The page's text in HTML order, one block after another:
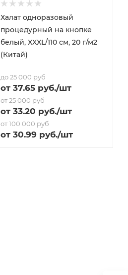
Халат одноразовый
процедурный на кнопке
белый, XXXL/110 см, 20 г/м2
(Китай)
до 25 000 руб
от 37.65руб./шт
от 25 000 руб
от 33.20 руб./шт
от 100 000 руб
от 30.99руб./шт